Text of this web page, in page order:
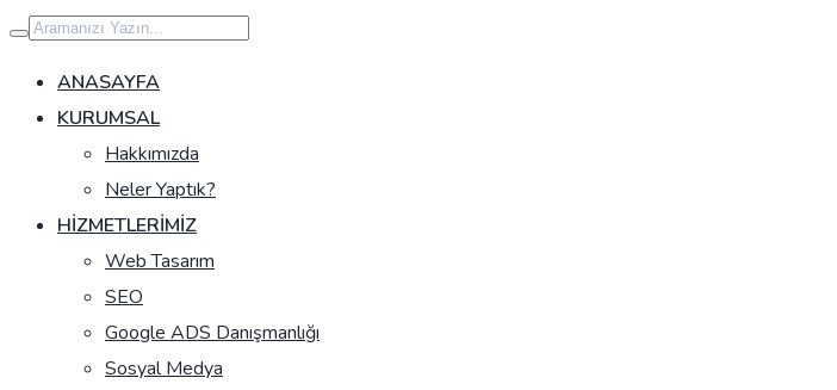
İçeriğe
geç
ANASAYFA
KURUMSAL
Hakkımızda
Neler Yaptık?
HIZMETLERIMIZ
Web Tasarım
SEO
Google ADS Danışmanlığı
Sosyal Medya